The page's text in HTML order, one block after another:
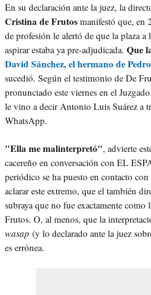
En su declaración ante la juez, la
Cristina de Frutos manifestó que, en
de profesión le alertó de que la plaza a
aspirar estaba ya pre-adjudicada. Que
David Sánchez, el hermano de
sucedió. Según el testimonio de De
pronunciado este viernes en el
le vino a decir Antonio Luis Suárez a
WhatsApp.
"Ella me malinterpretó", advierte
cacereño en conversación con EL
periódico se ha puesto en contacto con
aclarar este extremo, que el también
subraya que no fue exactamente
Frutos. O, al menos, que la
wasap (y lo declarado ante la juez
es errónea.